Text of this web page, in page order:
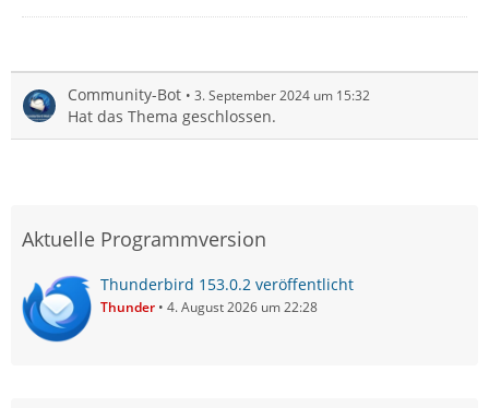
Community-Bot 3. September 2024 um 15:32
Hat das Thema geschlossen.
Aktuelle Programmversion
Thunderbird 153.0.2 veröffentlicht
Thunder 4. August 2026 um 22:28